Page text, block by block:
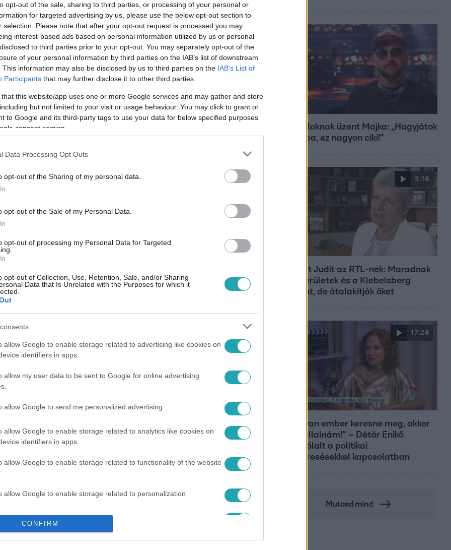
opt-out of the sale, sharing to third parties, or processing of your personal or
for targeted advertising by us, please use the below opt-out section to
selection. Please note that after your opt-out request is processed you may
interest-based ads based on personal information utilized by us or personal
to third parties prior to your opt-out. You may separately opt-out of the
of your personal information by third parties on the IAB’s list of downstream
This information may also be disclosed by us to third parties on the IAB’s List of
Participants that may further disclose it to other third parties.
that this website/app uses one or more Google services and may gather and store
but not limited to your visit or usage behaviour. You may click to grant or
to Google and its third-party tags to use your data for below specified purposes
consent section.
Data Processing Opt Outs
opt-out of the Sharing of my personal data.
opt-out of the Sale of my Personal Data.
opt-out of processing my Personal Data for Targeted
opt-out of Collection, Use, Retention, Sale, and/or Sharing
Data that Is Unrelated with the Purposes for which it
allow Google to enable storage related to advertising like cookies on
identifiers in apps.
allow my user data to be sent to Google for online advertising
allow Google to send me personalized advertising.
allow Google to enable storage related to analytics like cookies on
identifiers in apps.
allow Google to enable storage related to functionality of the website
allow Google to enable storage related to personalization.
allow Google to enable storage related to security, including
functionality and fraud prevention, and other user protection.
CONFIRM
segít nekik a vonatos akcióban?
legyen a Google-találatokban!
#BÁRÁNYNÉ TIMIKE #ANATOLIJ SUKOROV # GINA BIZNISZ
A fiataloknak üzent Majka: „Hagyjátok
ezt abba, ez nagyon ciki!”
3:14
Lannert Judit az RTL-nek: Maradnak
a tankerületek és a Klebelsberg
Központ, de átalakítják őket
17:24
„Ha olyan ember keresne meg, akkor
sem vállalnám!” – Détár Enikő
megszólalt a politikai
megkeresésekkel kapcsolatban
Mutasd mind